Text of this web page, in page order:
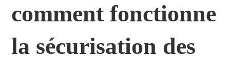
comment fonctionne
la sécurisation des